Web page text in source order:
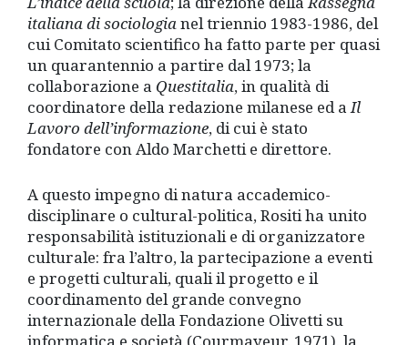
italiana di sociologianel triennio 1983-1986, del
cui Comitato scientifico ha fatto parte per quasi
un quarantennio a partire dal 1973; la
collaborazione a Questitalia, in qualità di
coordinatore della redazione milanese ed aIl
Lavoro dell’informazione, di cui è stato
fondatore con Aldo Marchetti e direttore.
A questo impegno di natura accademico-
disciplinare o cultural-politica, Rositi ha unito
responsabilità istituzionali e di organizzatore
culturale: fra l’altro, la partecipazione a eventi
e progetti culturali, quali il progetto e il
coordinamento del grande convegno
internazionale della Fondazione Olivetti su
informatica e società (Courmayeur, 1971), la